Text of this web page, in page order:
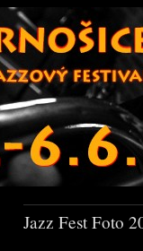
Jazz Fest Foto